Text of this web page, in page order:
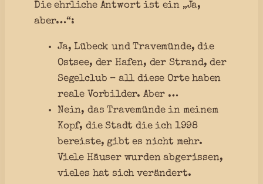
Die ehrliche Antwort ist ein „Ja,
aber…“:
Ja, Lübeck und Travemünde, die
Ostsee, der Hafen, der Strand, der
Segelclub – all diese Orte haben
reale Vorbilder. Aber …
Nein, das Travemünde in meinem
Kopf, die Stadt die ich 1998
bereiste, gibt es nicht mehr.
Viele Häuser wurden abgerissen,
vieles hat sich verändert.